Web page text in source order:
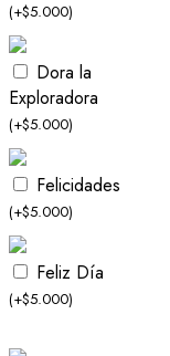
(+$5.000)
Dora la
Exploradora
(+$5.000)
Felicidades
(+$5.000)
Feliz Día
(+$5.000)